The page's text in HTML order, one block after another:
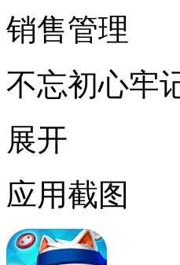
销售管理
不忘初心牢
展开
应用截图